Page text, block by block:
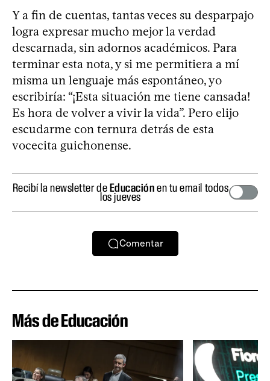
Y a fin de cuentas, tantas veces su desparpajo
logra expresar mucho mejor la verdad
descarnada, sin adornos académicos. Para
terminar esta nota, y si me permitiera a mí
misma un lenguaje más espontáneo, yo
escribiría: “¡Esta situación me tiene cansada!
Es hora de volver a vivir la vida”. Pero elijo
escudarme con ternura detrás de esta
vocecita guichonense.
Recibí la newsletter deEducaciónen tu email todos
los jueves
Comentar
Más de Educación